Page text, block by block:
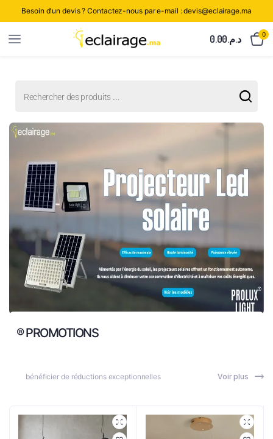
Besoin d'un devis ? Contactez-nous par e-mail : devis@eclairage.ma
د.م.0.00 0
® PROMOTIONS
bénéficier de réductions exceptionnelles Voir plus